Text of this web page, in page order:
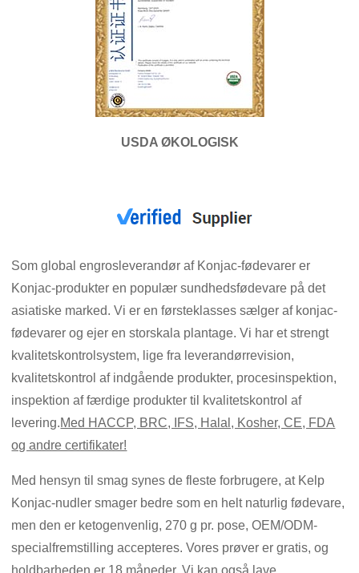
USDA ØKOLOGISK
Som global engrosleverandør af Konjac-fødevarer er
Konjac-produkter en populær sundhedsfødevare på det
asiatiske marked. Vi er en førsteklasses sælger af konjac-
fødevarer og ejer en storskala plantage. Vi har et strengt
kvalitetskontrolsystem, lige fra leverandørrevision,
kvalitetskontrol af indgående produkter, procesinspektion,
inspektion af færdige produkter til kvalitetskontrol af
levering.Med HACCP, BRC, IFS, Halal, Kosher, CE, FDA
og andre certifikater!
Med hensyn til smag synes de fleste forbrugere, at Kelp
Konjac-nudler smager bedre som en helt naturlig fødevare,
men den er ketogenvenlig, 270 g pr. pose, OEM/ODM-
specialfremstilling accepteres. Vores prøver er gratis, og
holdbarheden er 18 måneder. Vi kan også lave